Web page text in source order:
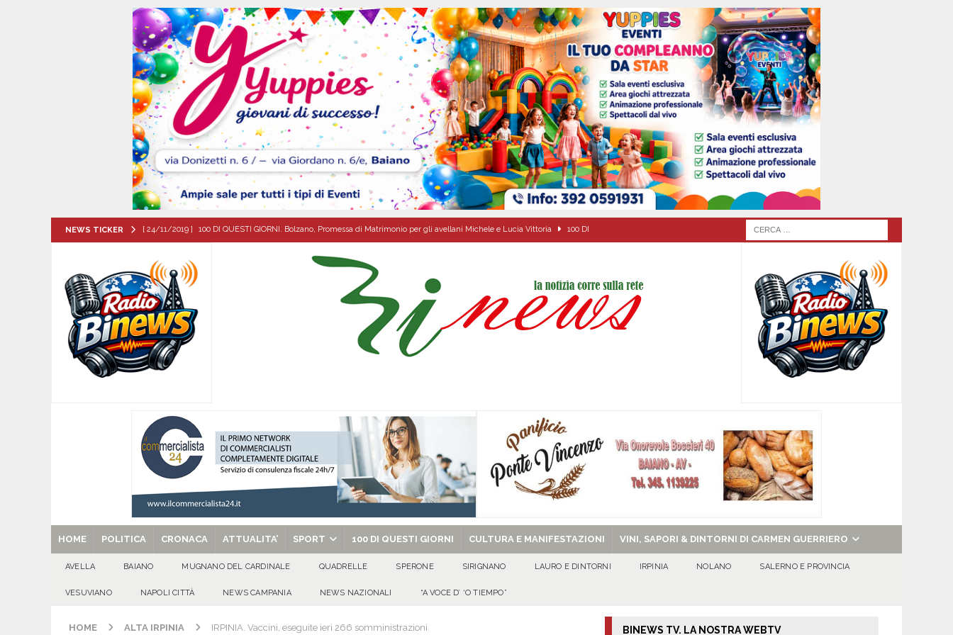
NEWS TICKER [ 24/11/2019 ] 100 DI QUESTI GIORNI. Bolzano, Promessa di Matrimonio per gli avellani Michele e Lucia Vittoria 100 DI
[ 08/08/2026 ] Quadrelle in Festa: Tutto pronto per i solenni festeggiamenti in onore di San Giovanni Battista 2026!
EVIDENZA
[ 08/08/2026 ] Mugnano del Cardinale, “Puparuolo” dal 1948: da Saverio ai figli Francesco e Giuseppe, la storia continua
ATTUALITA'
[ 08/08/2026 ]
[ 08/08/2026 ] Nola. Controlli dei carabinieri alle agenzie funebri. Due attività chiuse e tre persone denunciate
[ 29/08/2025 ] SANT’Oggi. Venerdì 29 agosto la chiesa celebra il Martirio di san Giovanni Battista e santa Sabina EVIDENZA
HOME POLITICA CRONACA ATTUALITA’ SPORT 100 DI QUESTI GIORNI CULTURA E MANIFESTAZIONI VINI, SAPORI & DINTORNI DI CARMEN GUERRIERO
AVELLA BAIANO MUGNANO DEL CARDINALE QUADRELLE SPERONE SIRIGNANO LAURO E DINTORNI IRPINIA NOLANO SALERNO E PROVINCIA
VESUVIANO NAPOLI CITTÀ NEWS CAMPANIA NEWS NAZIONALI “A VOCE D’ ‘O TIEMPO”
HOME ALTA IRPINIA IRPINIA. Vaccini, eseguite ieri 266 somministrazioni BINEWS TV. LA NOSTRA WEBTV